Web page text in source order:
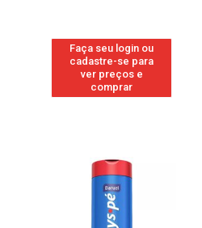
Faça seu login ou
cadastre-se para
ver preços e
comprar